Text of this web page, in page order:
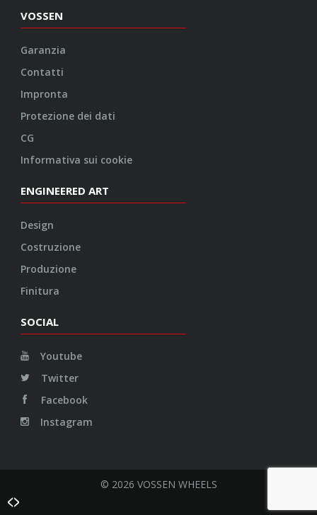
VOSSEN
Garanzia
Contatti
Impronta
Protezione dei dati
CG
Informativa sui cookie
ENGINEERED ART
Design
Costruzione
Produzione
Finitura
SOCIAL
Youtube
Twitter
Facebook
Instagram
© 2026 VOSSEN WHEELS